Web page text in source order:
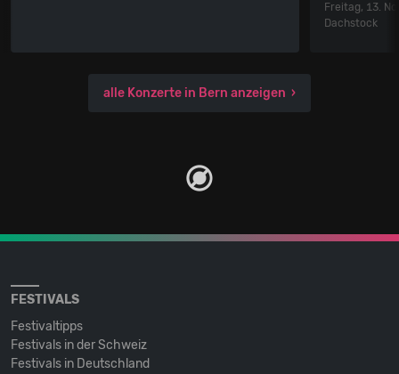
Freitag, 13.
Dachstock
alle Konzerte in Bern anzeigen
FESTIVALS
Festivaltipps
Festivals in der Schweiz
Festivals in Deutschland